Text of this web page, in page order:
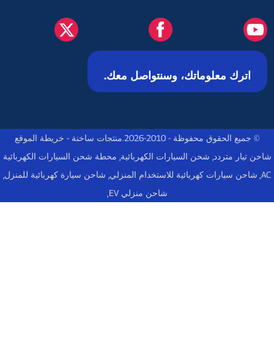
اترك معلوماتك، وسنتواصل معك.
© جميع الحقوق محفوظة - 2010-2026. منتجات ساخنة - خريطة الموقع
شاحن تيار متردد شحن السيارات الكهربائية محطة شحن السيارات الكهربائية
AC شاحن سيارات كهربائية للاستخدام المنزلي شاحن سيارة كهربائية للمنزل
شاحن منزلي EV